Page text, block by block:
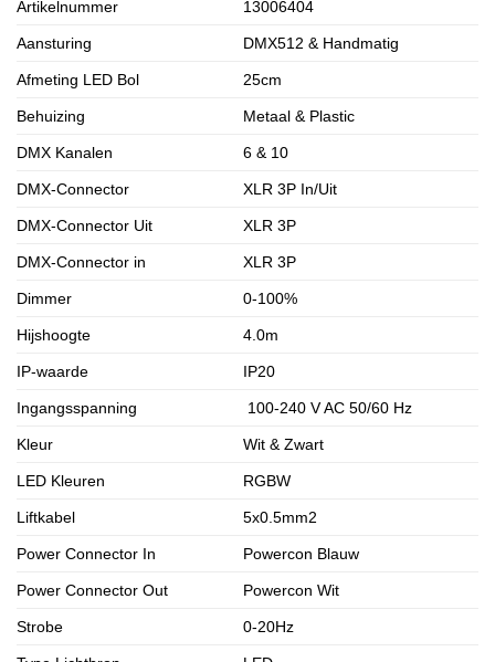
Artikelnummer 13006404
Aansturing DMX512 & Handmatig
Afmeting LED Bol 25cm
Behuizing Metaal & Plastic
DMX Kanalen 6 & 10
DMX-Connector XLR 3P In/Uit
DMX-Connector Uit XLR 3P
DMX-Connector in XLR 3P
Dimmer 0-100%
Hijshoogte 4.0m
IP-waarde IP20
Ingangsspanning 100-240 V AC 50/60 Hz
Kleur Wit & Zwart
LED Kleuren RGBW
Liftkabel 5x0.5mm2
Power Connector In Powercon Blauw
Power Connector Out Powercon Wit
Strobe 0-20Hz